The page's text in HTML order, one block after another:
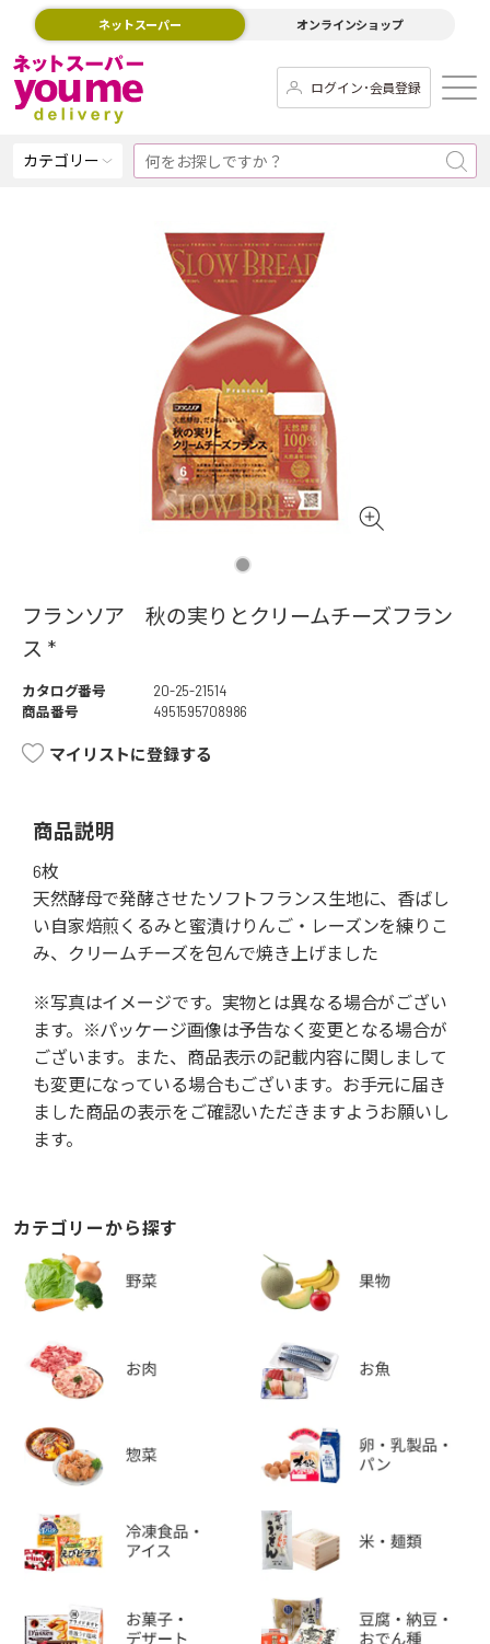
ネットスーパー オンラインショップ
ログイン･会員登録
カテゴリー
フランソア 秋の実りとクリームチーズフラン
ス *
カタログ番号
20-25-21514
商品番号
4951595708986
マイリストに登録する
商品説明
6枚
天然酵母で発酵させたソフトフランス生地に、香ばし
い自家焙煎くるみと蜜漬けりんご・レーズンを練りこ
み、クリームチーズを包んで焼き上げました
※写真はイメージです。実物とは異なる場合がござい
ます。※パッケージ画像は予告なく変更となる場合が
ございます。また、商品表示の記載内容に関しまして
も変更になっている場合もございます。お手元に届き
ました商品の表示をご確認いただきますようお願いし
ます。
カテゴリーから探す